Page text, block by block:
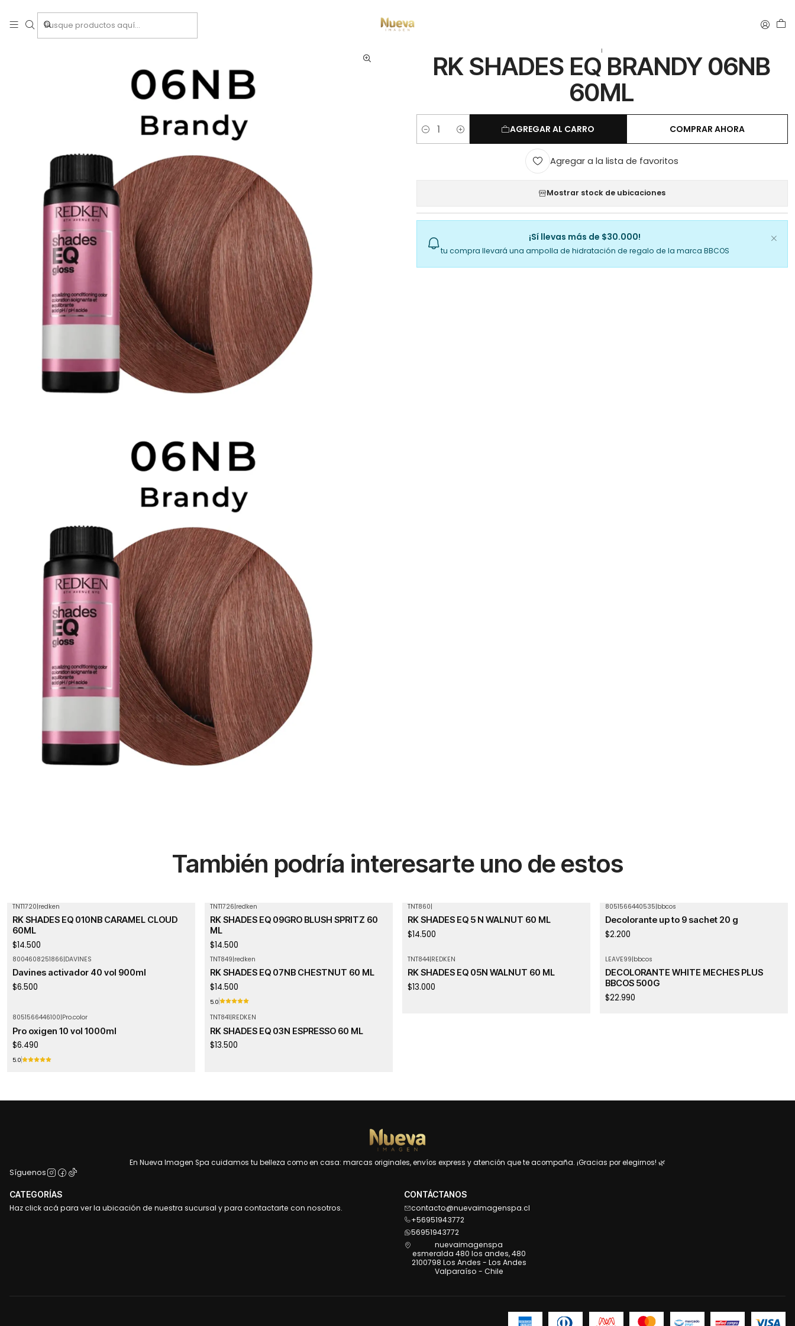
|
RK SHADES EQ BRANDY 06NB
60ML
Cantidad AGREGAR AL CARRO COMPRAR AHORA
Agregar a la lista de favoritos
Mostrar stock de ubicaciones
¡Sí llevas más de $30.000!
tu compra llevará una ampolla de hidratación de regalo de la marca BBCOS
También podría interesarte uno de estos
TNT1720|redken
RK SHADES EQ 010NB CARAMEL CLOUD
60ML
$14.500
TNT1726|redken
RK SHADES EQ 09GRO BLUSH SPRITZ 60
ML
$14.500
TNT860|
RK SHADES EQ 5 N WALNUT 60 ML
$14.500
8051566440535|bbcos
Decolorante up to 9 sachet 20 g
$2.200
8004608251866|DAVINES
Davines activador 40 vol 900ml
$6.500
TNT849|redken
RK SHADES EQ 07NB CHESTNUT 60 ML
$14.500
5.0
TNT844|REDKEN
RK SHADES EQ 05N WALNUT 60 ML
$13.000
LEAVE99|bbcos
DECOLORANTE WHITE MECHES PLUS
BBCOS 500G
$22.990
8051566446100|Pro.color
Pro oxigen 10 vol 1000ml
$6.490
5.0
TNT841|REDKEN
RK SHADES EQ 03N ESPRESSO 60 ML
$13.500
En Nueva Imagen Spa cuidamos tu belleza como en casa: marcas originales, envíos express y atención que te acompaña. ¡Gracias por elegirnos! 🌿
Síguenos
CATEGORÍAS
Haz click acá para ver la ubicación de nuestra sucursal y para contactarte con nosotros.
CONTÁCTANOS
contacto@nuevaimagenspa.cl
+56951943772
56951943772
nuevaimagenspa
esmeralda 480 los andes, 480
2100798 Los Andes - Los Andes
Valparaíso - Chile